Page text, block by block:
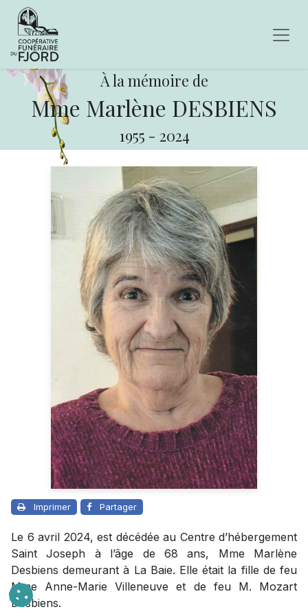
À la mémoire de
Mme Marlène DESBIENS
1955 - 2024
Imprimer Partager
Le 6 avril 2024, est décédée au Centre d’hébergement
Saint Joseph à l’âge de 68 ans, Mme Marlène
Desbiens demeurant à La Baie. Elle était la fille de feu
Mme Anne-Marie Villeneuve et de feu M. Mozart
Desbiens.